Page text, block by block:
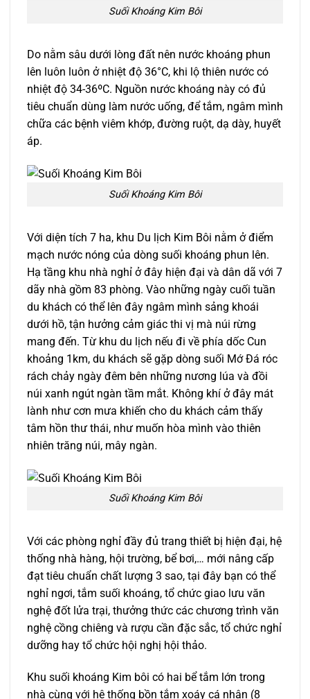
Suối Khoáng Kim Bôi
Do nằm sâu dưới lòng đất nên nước khoáng phun
lên luôn luôn ở nhiệt độ 36°C, khi lộ thiên nước có
nhiệt độ 34-36ºC. Nguồn nước khoáng này có đủ
tiêu chuẩn dùng làm nước uống, để tắm, ngâm mình
chữa các bệnh viêm khớp, đường ruột, dạ dày, huyết
áp.
Suối Khoáng Kim Bôi
Với diện tích 7 ha, khu Du lịch Kim Bôi nằm ở điểm
mạch nước nóng của dòng suối khoáng phun lên.
Hạ tầng khu nhà nghỉ ở đây hiện đại và dân dã với 7
dãy nhà gồm 83 phòng. Vào những ngày cuối tuần
du khách có thể lên đây ngâm mình sảng khoái
dưới hồ, tận hưởng cảm giác thi vị mà núi rừng
mang đến. Từ khu du lịch nếu đi về phía dốc Cun
khoảng 1km, du khách sẽ gặp dòng suối Mớ Đá róc
rách chảy ngày đêm bên những nương lúa và đồi
núi xanh ngút ngàn tầm mắt. Không khí ở đây mát
lành như cơn mưa khiến cho du khách cảm thấy
tâm hồn thư thái, như muốn hòa mình vào thiên
nhiên trăng núi, mây ngàn.
Suối Khoáng Kim Bôi
Với các phòng nghỉ đầy đủ trang thiết bị hiện đại, hệ
thống nhà hàng, hội trường, bể bơi,… mới nâng cấp
đạt tiêu chuẩn chất lượng 3 sao, tại đây bạn có thể
nghỉ ngơi, tắm suối khoáng, tổ chức giao lưu văn
nghệ đốt lửa trại, thưởng thức các chương trình văn
nghệ cồng chiêng và rượu cần đặc sắc, tổ chức nghỉ
dưỡng hay tổ chức hội nghị hội thảo.
Khu suối khoáng Kim bôi có hai bể tắm lớn trong
nhà cùng với hệ thống bồn tắm xoáy cá nhân (8